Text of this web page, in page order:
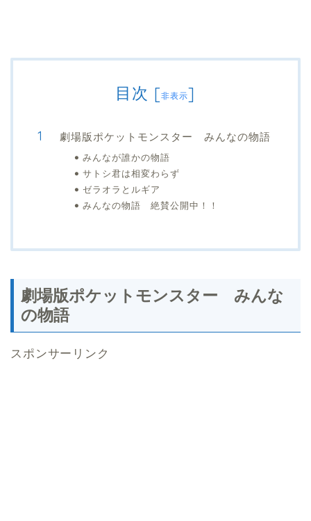
目次 [非表示]
劇場版ポケットモンスター みんなの物語
みんなが誰かの物語
サトシ君は相変わらず
ゼラオラとルギア
みんなの物語 絶賛公開中！！
劇場版ポケットモンスター みんな
の物語
スポンサーリンク